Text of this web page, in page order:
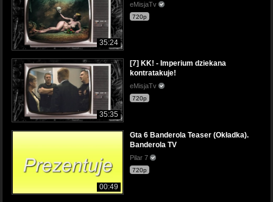
35:24
eMisjaTv
720p
35:35
[7] KK! - Imperium dziekana
kontratakuje!
eMisjaTv
720p
00:49
Gta 6 Banderola Teaser (Okładka).
Banderola TV
Pilar 7
720p